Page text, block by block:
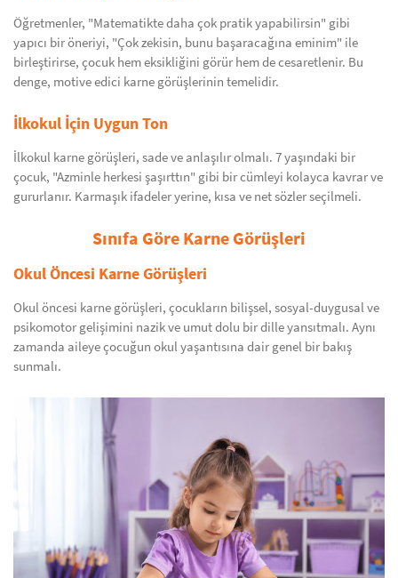
Öğretmenler, "Matematikte daha çok pratik yapabilirsin" gibi
yapıcı bir öneriyi, "Çok zekisin, bunu başaracağına eminim" ile
birleştirirse, çocuk hem eksikliğini görür hem de cesaretlenir. Bu
denge, motive edici karne görüşlerinin temelidir.
İlkokul İçin Uygun Ton
İlkokul karne görüşleri, sade ve anlaşılır olmalı. 7 yaşındaki bir
çocuk, "Azminle herkesi şaşırttın" gibi bir cümleyi kolayca kavrar ve
gururlanır. Karmaşık ifadeler yerine, kısa ve net sözler seçilmeli.
Sınıfa Göre Karne Görüşleri
Okul Öncesi Karne Görüşleri
Okul öncesi karne görüşleri, çocukların bilişsel, sosyal-duygusal ve
psikomotor gelişimini nazik ve umut dolu bir dille yansıtmalı. Aynı
zamanda aileye çocuğun okul yaşantısına dair genel bir bakış
sunmalı.